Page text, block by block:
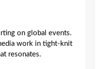
on global events.
work in tight-knit
resonates.